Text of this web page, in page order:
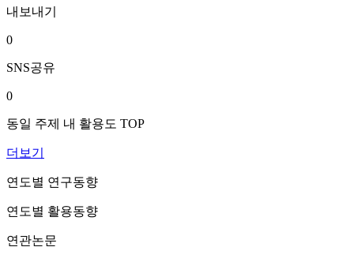
내보내기
0
SNS공유
0
동일 주제 내 활용도 TOP
더보기
연도별 연구동향
연도별 활용동향
연관논문